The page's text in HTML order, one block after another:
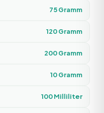
75Gramm
120Gramm
200Gramm
10Gramm
100Milliliter